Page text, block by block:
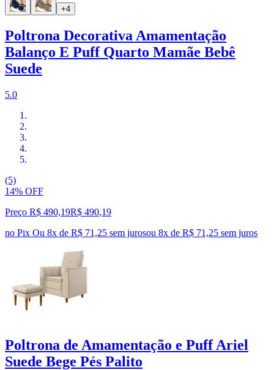
+4
Poltrona Decorativa Amamentação
Balanço E Puff Quarto Mamãe Bebê
Suede
5.0
(5)
14% OFF
Preço R$ 490,19R$ 490,19
no Pix Ou 8x de R$ 71,25 sem jurosou 8x de R$ 71,25 sem juros
Poltrona de Amamentação e Puff Ariel
Suede Bege Pés Palito